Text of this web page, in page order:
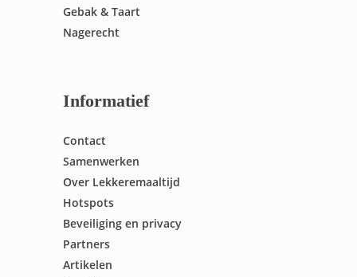
Gebak & Taart
Nagerecht
Informatief
Contact
Samenwerken
Over Lekkeremaaltijd
Hotspots
Beveiliging en privacy
Partners
Artikelen